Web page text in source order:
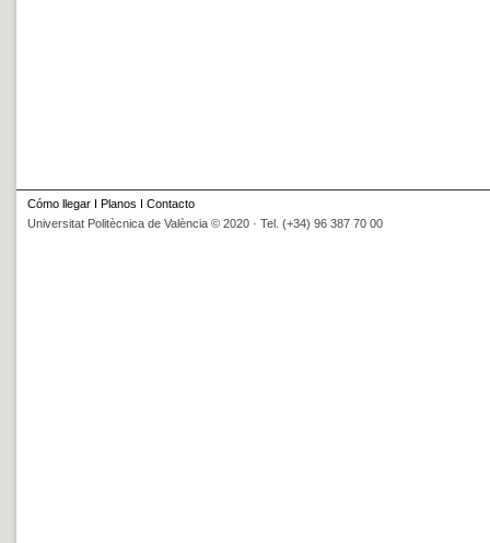
Cómo llegar I Planos I Contacto
Universitat Politècnica de València © 2020 · Tel. (+34) 96 387 70 00